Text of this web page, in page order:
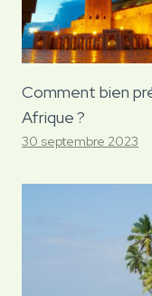
Comment bien
Afrique ?
30 septembre 2023